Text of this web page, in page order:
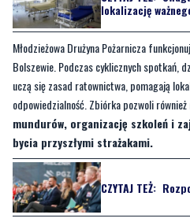
Bolszewie. Podczas cyklicznych spotkań,
uczą się zasad ratownictwa, pomagają
odpowiedzialność. Zbiórka pozwoli
mundurów, organizację szkoleń i
bycia przyszłymi strażakami.
CZYTAJ TEŻ:
—
Każda złotówka to krok w stronę
OSP Bolszewo będą mogli szybciej i
najbardziej potrzeba. Nie czekaj na alarm –